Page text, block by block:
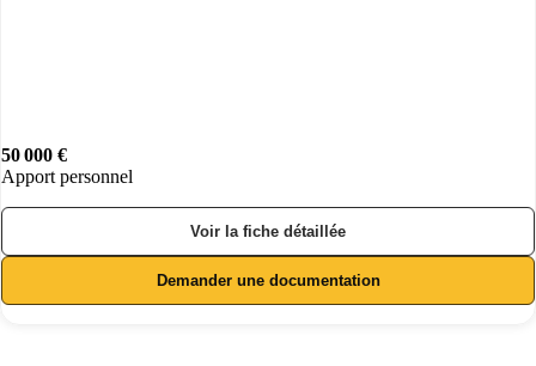
50 000 €
Apport personnel
Voir la fiche détaillée
Demander une documentation